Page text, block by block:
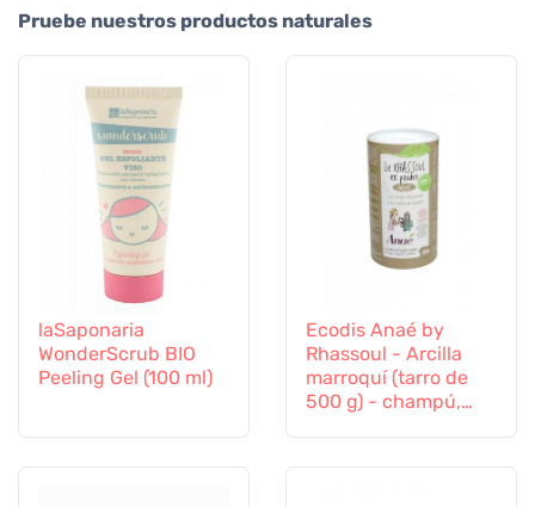
Pruebe nuestros productos naturales
laSaponaria
WonderScrub BIO
Peeling Gel (100 ml)
Ecodis Anaé by
Rhassoul - Arcilla
marroquí (tarro de
500 g) - champú,